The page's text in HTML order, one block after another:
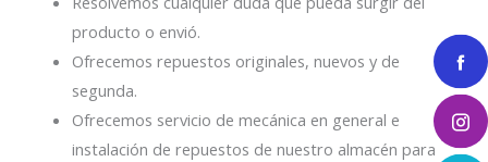
producto o envió.
Ofrecemos repuestos originales, nuevos y de
segunda.
Ofrecemos servicio de mecánica en general e
instalación de repuestos de nuestro almacén para